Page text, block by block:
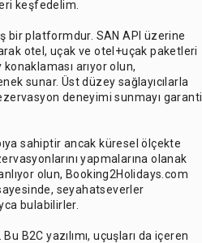
keşfedelim.
bir platformdur. SAN API üzerine
otel, uçak ve otel+uçak paketleri
arıyor olun,
sunar. Üst düzey sağlayıcılarla
deneyimi sunmayı garanti
sahiptir ancak küresel ölçekte
yapmalarına olanak
olun, Booking2Holidays.com
seyahatseverler
bulabilirler.
B2C yazılımı, uçuşları da içeren